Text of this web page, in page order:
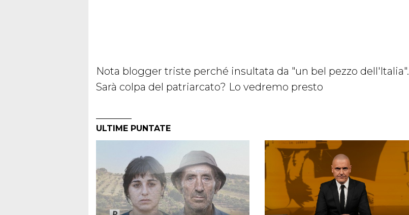
Nota blogger triste perché insultata da "un bel pezzo dell'Italia".
Sarà colpa del patriarcato? Lo vedremo presto
ULTIME PUNTATE